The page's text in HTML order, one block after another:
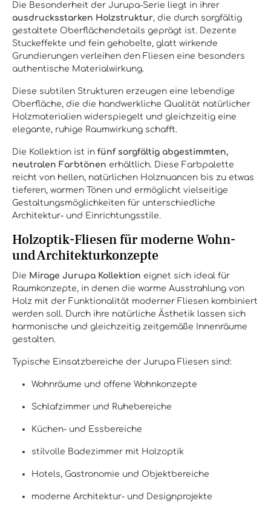
Die Besonderheit der Jurupa-Serie liegt in ihrer
ausdrucksstarken Holzstruktur, die durch sorgfältig
gestaltete Oberflächendetails geprägt ist. Dezente
Stuckeffekte und fein gehobelte, glatt wirkende
Grundierungen verleihen den Fliesen eine besonders
authentische Materialwirkung.
Diese subtilen Strukturen erzeugen eine lebendige
Oberfläche, die die handwerkliche Qualität natürlicher
Holzmaterialien widerspiegelt und gleichzeitig eine
elegante, ruhige Raumwirkung schafft.
Die Kollektion ist in fünf sorgfältig abgestimmten,
neutralen Farbtönen erhältlich. Diese Farbpalette
reicht von hellen, natürlichen Holznuancen bis zu etwas
tieferen, warmen Tönen und ermöglicht vielseitige
Gestaltungsmöglichkeiten für unterschiedliche
Architektur- und Einrichtungsstile.
Holzoptik-Fliesen für moderne Wohn-
und Architekturkonzepte
Die Mirage Jurupa Kollektion eignet sich ideal für
Raumkonzepte, in denen die warme Ausstrahlung von
Holz mit der Funktionalität moderner Fliesen kombiniert
werden soll. Durch ihre natürliche Ästhetik lassen sich
harmonische und gleichzeitig zeitgemäße Innenräume
gestalten.
Typische Einsatzbereiche der Jurupa Fliesen sind:
Wohnräume und offene Wohnkonzepte
Schlafzimmer und Ruhebereiche
Küchen- und Essbereiche
stilvolle Badezimmer mit Holzoptik
Hotels, Gastronomie und Objektbereiche
moderne Architektur- und Designprojekte